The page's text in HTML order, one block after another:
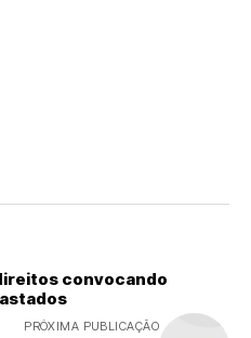
convocando
PRÓXIMA PUBLICAÇÃO